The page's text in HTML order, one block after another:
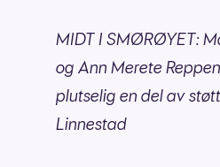
MIDT I SMØRØYET:
og Ann Merete
plutselig en del av
Linnestad